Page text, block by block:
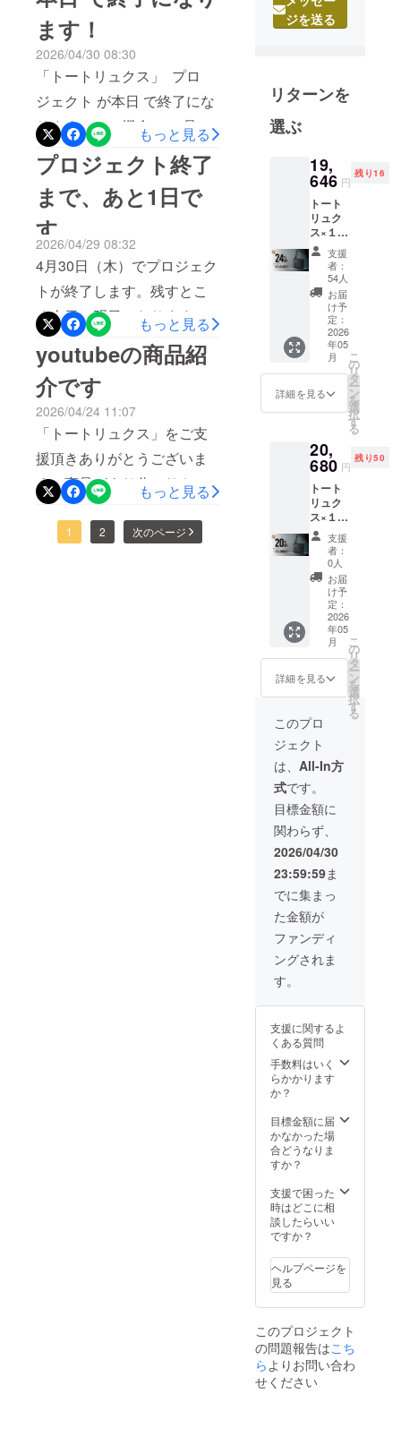
お願いします！
ます！
2026/04/30 08:30
「トートリュクス」 プロ
ジェクト が本日 で終了にな
ります！この機会 に、是非
ともご購入頂けましたら幸
いです。
もっと見る
プロジェクト終了
まで、あと1日で
す
2026/04/29 08:32
4月30日（木）でプロジェク
トが終了します。残すとこ
ろ今日と明日になります。
ご検討中の方は、この機会
にぜひご購入ください！よ
ろしくお願いします！
もっと見る
youtubeの商品紹
介です
2026/04/24 11:07
「トートリュクス」をご支
援頂きありがとうございま
す。商品がより分かりやす
くなるためのyoutubeの商品
紹介動画です。是非、ご覧
もっと見る
1 2 次のページ
ポーツメー
カー勤務な
クトに関係
する業務を
携わり、
同会社ユニ
コーンを設
立、新しい
発想のバッ
グ「トート
リュクス」
を企画・開
発しまし
ジを送る
リターンを
選ぶ
19,
646 円
残り16
トート
リュク
ス×１個
［一般
販売予
定価格
25,850
（税・
送料
込）の
24%OF
F］ ※ リ
ターン
価格は
込みの
価格で
す。 ※
皆様の
ご支援
により
量産効
率が向
上した
場合、
正規販
売価格
が販売
予定価
格より
下がる
可能性
す。 ※
ン・仕
様は変
更にな
る可能
性もご
ざいま
す。ご
了承く
い。 ※
ご注文
状況、
使用部
材の供
給状
況、製
合等に
より出
荷時期
が遅れ
る場合
があり
支援
者：
54人
お届
け予
定：
2026
年05
月
詳細を見る
こ
の
リ
タ
ー
ン
を
選
択
す
る
20,
680 円
残り50
トート
リュク
ス×１個
［一般
販売予
定価格
25,850
（税・
送料
込）の
20%OF
F］ ※ リ
ターン
価格は
消費税
込みの
価格で
す。 ※
皆様の
ご支援
により
量産効
率が向
上した
場合、
正規販
売価格
が販売
予定価
格より
下がる
可能性
す。 ※
ン・仕
様は変
更にな
る可能
す。ご
了承く
ださ
状況、
使用部
材の供
給状
造工程
上の都
合等に
より出
が遅れ
る場合
があり
ます。
支援
者：
0人
お届
け予
定：
2026
年05
月
詳細を見る
こ
の
リ
タ
ー
ン
を
選
択
す
る
このプロ
ジェクト
は、 All-In方
式です。
目標金額に
関わらず、
2026/04/30
23:59:59ま
でに集まっ
た金額が
ファンディ
ングされま
す。
支援に関するよ
くある質問
手数料はいく
らかかります
か？
目標金額に届
かなかった場
合どうなりま
すか？
支援で困った
時はどこに相
談したらいい
ですか？
ヘルプページを
見る
このプロジェクト
の問題報告はこち
らよりお問い合わ
せください